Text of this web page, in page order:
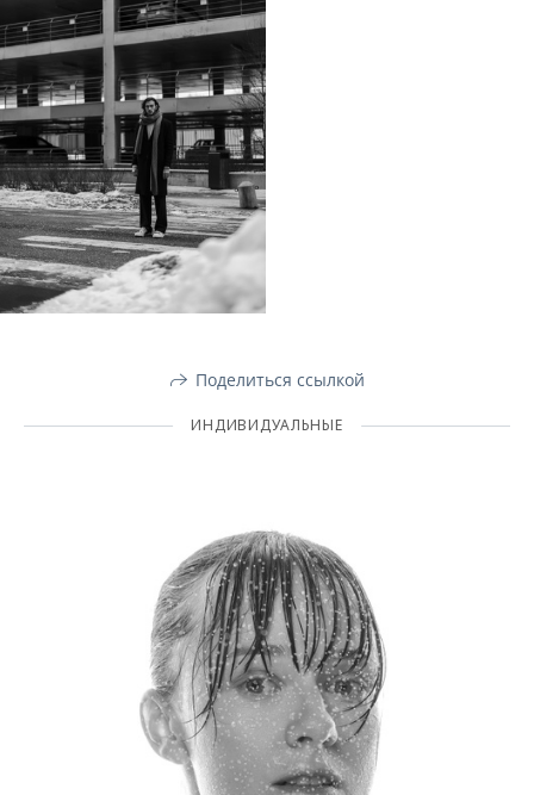
Поделиться ссылкой
ИНДИВИДУАЛЬНЫЕ